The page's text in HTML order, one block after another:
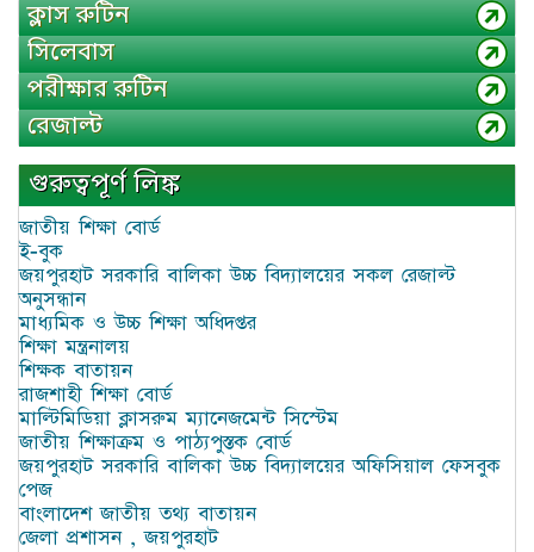
ক্লাস রুটিন
সিলেবাস
পরীক্ষার রুটিন
রেজাল্ট
গুরুত্বপূর্ণ লিঙ্ক
জাতীয় শিক্ষা বোর্ড
ই-বুক
জয়পুরহাট সরকারি বালিকা উচ্চ বিদ্যালয়ের সকল রেজাল্ট
অনুসন্ধান
মাধ্যমিক ও উচ্চ শিক্ষা অধিদপ্তর
শিক্ষা মন্ত্রনালয়
শিক্ষক বাতায়ন
রাজশাহী শিক্ষা বোর্ড
মাল্টিমিডিয়া ক্লাসরুম ম্যানেজমেন্ট সিস্টেম
জাতীয় শিক্ষাক্রম ও পাঠ্যপুস্তক বোর্ড
জয়পুরহাট সরকারি বালিকা উচ্চ বিদ্যালয়ের অফিসিয়াল ফেসবুক
পেজ
বাংলাদেশ জাতীয় তথ্য বাতায়ন
জেলা প্রশাসন , জয়পুরহাট